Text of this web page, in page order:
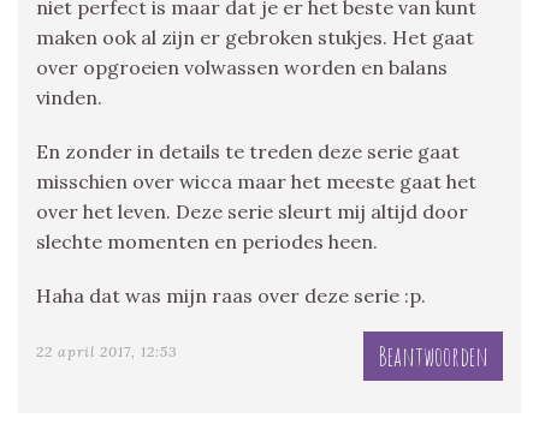
niet perfect is maar dat je er het beste van kunt
maken ook al zijn er gebroken stukjes. Het gaat
over opgroeien volwassen worden en balans
vinden.
En zonder in details te treden deze serie gaat
misschien over wicca maar het meeste gaat het
over het leven. Deze serie sleurt mij altijd door
slechte momenten en periodes heen.
Haha dat was mijn raas over deze serie :p.
22 april 2017, 12:53 Beantwoorden